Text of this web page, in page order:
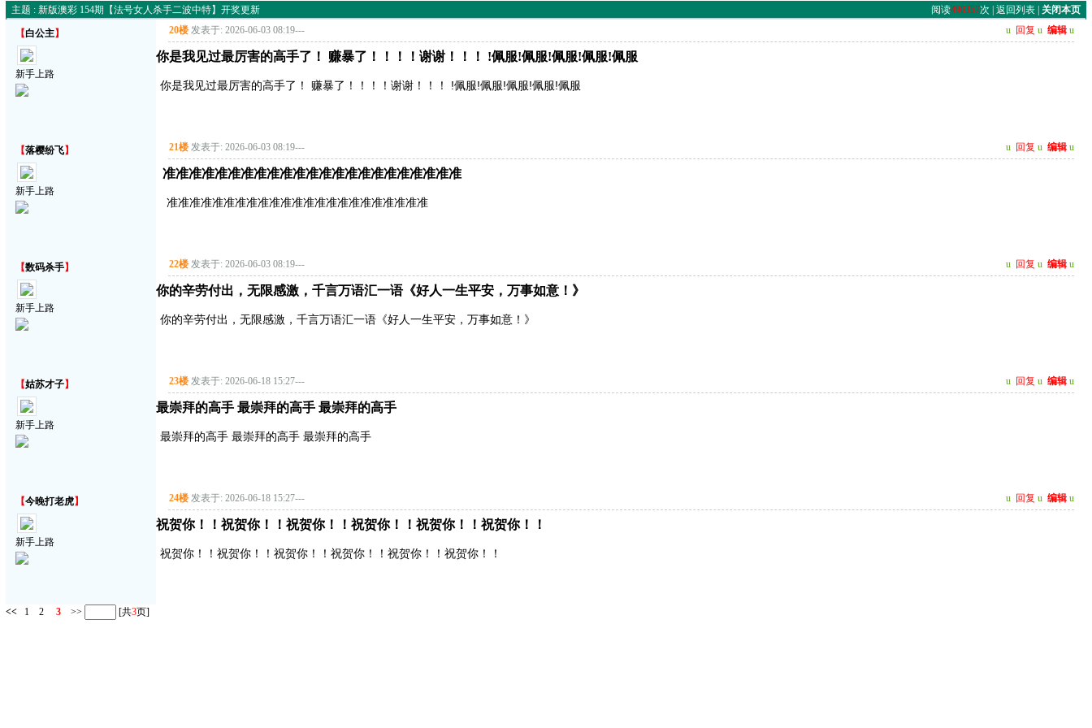
主题 : 新版澳彩 154期【法号女人杀手二波中特】开奖更新 阅读490357次 | 返回列表| 关闭本页
【白公主】
新手上路
20楼 发表于: 2026-06-03 08:19--- u 回复 u 编辑 u
你是我见过最厉害的高手了！ 赚暴了！！！！谢谢！！！ !佩服!佩服!佩服!佩服!佩服
你是我见过最厉害的高手了！ 赚暴了！！！！谢谢！！！ !佩服!佩服!佩服!佩服!佩服
【落樱纷飞】
新手上路
21楼 发表于: 2026-06-03 08:19--- u 回复 u 编辑 u
准准准准准准准准准准准准准准准准准准准准准准准
准准准准准准准准准准准准准准准准准准准准准准准
【数码杀手】
新手上路
22楼 发表于: 2026-06-03 08:19--- u 回复 u 编辑 u
你的辛劳付出，无限感激，千言万语汇一语《好人一生平安，万事如意！》
你的辛劳付出，无限感激，千言万语汇一语《好人一生平安，万事如意！》
【姑苏才子】
新手上路
23楼 发表于: 2026-06-18 15:27--- u 回复 u 编辑 u
最崇拜的高手 最崇拜的高手 最崇拜的高手
最崇拜的高手 最崇拜的高手 最崇拜的高手
【今晚打老虎】
新手上路
24楼 发表于: 2026-06-18 15:27--- u 回复 u 编辑 u
祝贺你！！祝贺你！！祝贺你！！祝贺你！！祝贺你！！祝贺你！！
祝贺你！！祝贺你！！祝贺你！！祝贺你！！祝贺你！！祝贺你！！
<< 1 2 3 >> [共3页]